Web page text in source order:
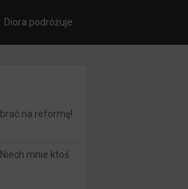
Diora podróżuje
na reformę!
mnie ktoś